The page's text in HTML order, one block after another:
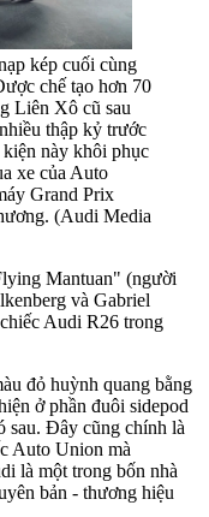
kép cuối cùng
chế tạo hơn 70
Liên Xô cũ sau
thập kỷ trước
này khôi phục
xe của Auto
Grand Prix
(Audi Media
Mantuan" (người
và Gabriel
Audi R26 trong
đỏ huỳnh quang bằng
ở phần đuôi sidepod
sau. Đây cũng chính là
Auto Union mà
là một trong bốn nhà
bản - thương hiệu